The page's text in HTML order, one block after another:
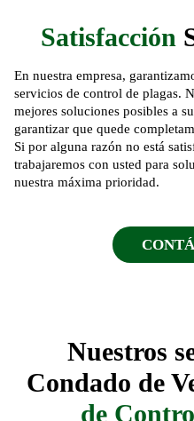
Satisfacción
En nuestra empresa,
servicios de control de plagas.
mejores soluciones posibles a
garantizar que quede
Si por alguna razón no está
trabajaremos con usted para
nuestra máxima prioridad.
Nuestros
Condado de
de